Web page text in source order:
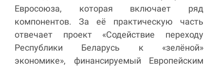
Евросоюза, которая включает ряд
компонентов. За её практическую часть
отвечает проект «Содействие переходу
Республики Беларусь к «зелёной»
экономике», финансируемый Европейским